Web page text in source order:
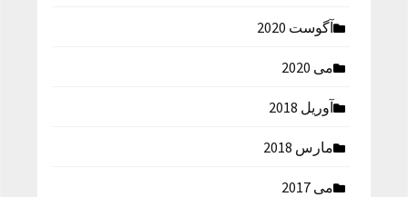
آگوست 2020
می 2020
آوریل 2018
مارس 2018
می 2017